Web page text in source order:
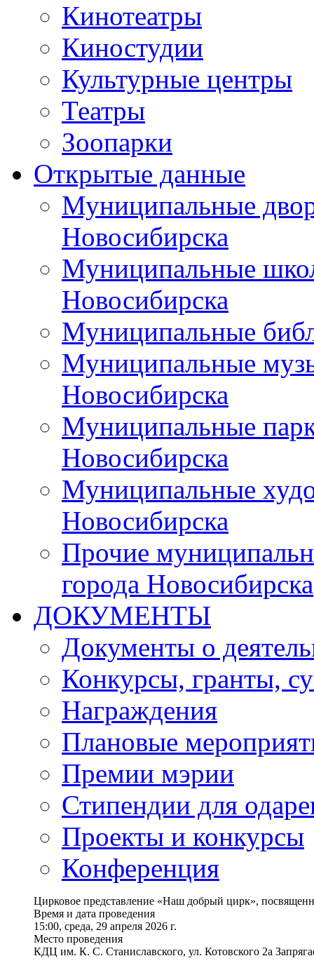
Кинотеатры
Киностудии
Культурные центры
Театры
Зоопарки
Открытые данные
Муниципальные
Новосибирска
Муниципальные
Новосибирска
Муниципальные
Муниципальные
Новосибирска
Муниципальные
Новосибирска
Муниципальные
Новосибирска
Прочие
города Новосибирска
ДОКУМЕНТЫ
Документы о
Конкурсы, гранты,
Награждения
Плановые
Премии мэрии
Стипендии для
Проекты и конкурсы
Конференция
Цирковое представление «Наш добрый цирк»,
Время и дата проведения
15:00, среда, 29 апреля 2026 г.
Место проведения
КДЦ им. К. С. Станиславского, ул. Котовского 2а